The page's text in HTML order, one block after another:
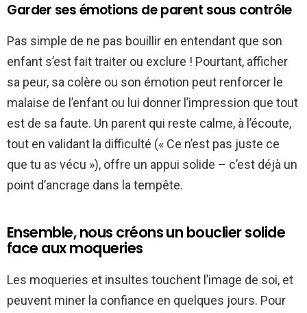
Garder ses émotions de parent sous contrôle
Pas simple de ne pas bouillir en entendant que son
enfant s’est fait traiter ou exclure ! Pourtant, afficher
sa peur, sa colère ou son émotion peut renforcer le
malaise de l’enfant ou lui donner l’impression que tout
est de sa faute. Un parent qui reste calme, à l’écoute,
tout en validant la difficulté (« Ce n’est pas juste ce
que tu as vécu »), offre un appui solide – c’est déjà un
point d’ancrage dans la tempête.
Ensemble, nous créons un bouclier solide
face aux moqueries
Les moqueries et insultes touchent l’image de soi, et
peuvent miner la confiance en quelques jours. Pour